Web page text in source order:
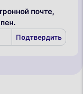
почте,
Подтвердить